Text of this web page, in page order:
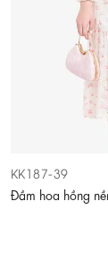
KK187-39
Đầm hoa hồng